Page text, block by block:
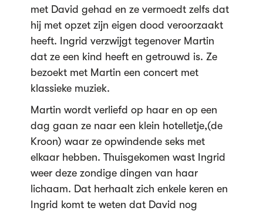
met David gehad en ze vermoedt zelfs dat
hij met opzet zijn eigen dood veroorzaakt
heeft. Ingrid verzwijgt tegenover Martin
dat ze een kind heeft en getrouwd is. Ze
bezoekt met Martin een concert met
klassieke muziek.
Martin wordt verliefd op haar en op een
dag gaan ze naar een klein hotelletje,(de
Kroon) waar ze opwindende seks met
elkaar hebben. Thuisgekomen wast Ingrid
weer deze zondige dingen van haar
lichaam. Dat herhaalt zich enkele keren en
Ingrid komt te weten dat David nog